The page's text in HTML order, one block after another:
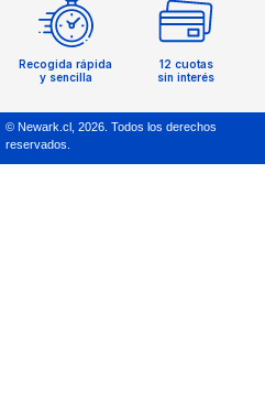
Recogida rápida
y sencilla
12 cuotas
sin interés
© Newark.cl, 2026 . Todos los derechos
reservados.